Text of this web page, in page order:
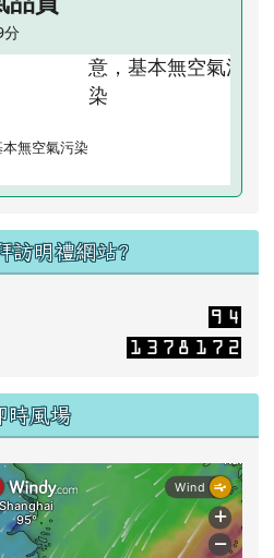
分
無空氣污染
訪明禮網站?
時風場